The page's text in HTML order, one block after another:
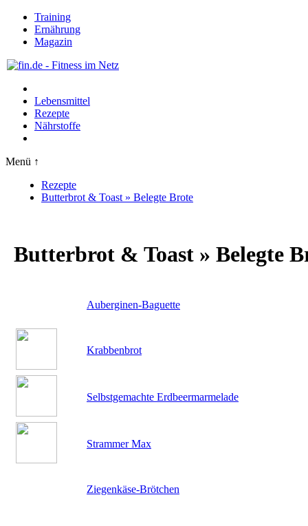
Training
Ernährung
Magazin
Lebensmittel
Rezepte
Nährstoffe
Menü ↑
Rezepte
Butterbrot & Toast » Belegte Brote
Butterbrot & Toast » Belegte
Auberginen-Baguette
Krabbenbrot
Selbstgemachte Erdbeermarmelade
Strammer Max
Ziegenkäse-Brötchen